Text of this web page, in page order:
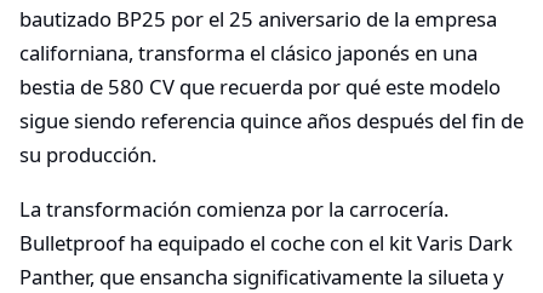
bautizado BP25 por el 25 aniversario de la empresa
californiana, transforma el clásico japonés en una
bestia de 580 CV que recuerda por qué este modelo
sigue siendo referencia quince años después del fin de
su producción.
La transformación comienza por la carrocería.
Bulletproof ha equipado el coche con el kit Varis Dark
Panther, que ensancha significativamente la silueta y